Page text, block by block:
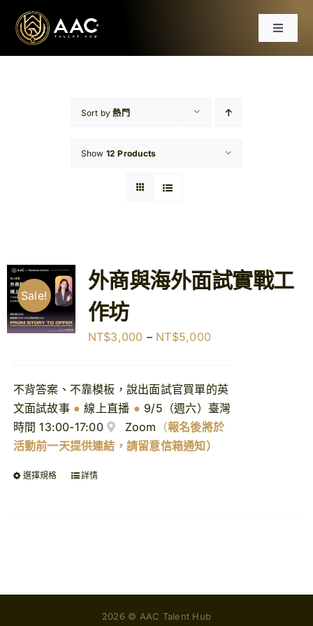
content
Toggle
免費資源
【購課紀錄查詢】
【查看購物車】
Sort by熱門
Show 12 Products
Sale!
外商與海外面試實戰工
作坊
NT$3,000 – NT$5,000
圍：
NT$3,000
到
不背答案、不靠模板，說出面試官買單的英
文面試故事 ● 線上直播 ● 9/5（週六）臺灣
時間 13:00-17:00
Zoom （報名後將於
活動前一天提供連結，請留意信箱通知）
選擇規格 詳情
2026 © AAC Talent Hub